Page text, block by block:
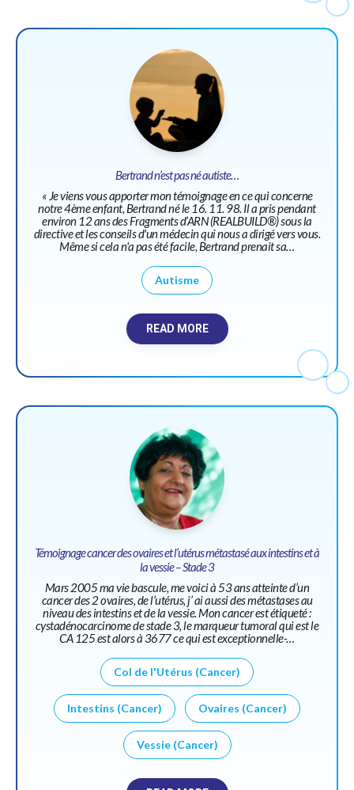
Bertrand n’est pas né autiste…
« Je viens vous apporter mon témoignage en ce qui concerne
notre 4ème enfant, Bertrand né le 16. 11. 98. Il a pris pendant
environ 12 ans des Fragments d’ARN (REALBUILD®) sous la
directive et les conseils d'un médecin qui nous a dirigé vers vous.
Même si cela n'a pas été facile, Bertrand prenait sa…
Autisme
READ MORE
Témoignage cancer des ovaires et l’utérus métastasé aux intestins et à
la vessie – Stade 3
Mars 2005 ma vie bascule, me voici à 53 ans atteinte d’un
cancer des 2 ovaires, de l’utérus, j’ ai aussi des métastases au
niveau des intestins et de la vessie. Mon cancer est étiqueté :
cystadénocarcinome de stade 3, le marqueur tumoral qui est le
CA 125 est alors à 3677 ce qui est exceptionnelle-…
Col de l'Utérus (Cancer)
Intestins (Cancer) Ovaires (Cancer)
Vessie (Cancer)